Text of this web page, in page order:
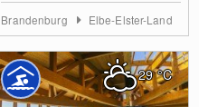
Brandenburg Elbe-Elster-Land
29°C